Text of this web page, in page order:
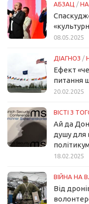
АБЗАЦ / НА
08.05.2025
ДІАГНОЗ /
Ефект
питання
20.02.2025
ВІСТІ З
Ай да
душу для
18.02.2025
ВІЙНА НА
Від